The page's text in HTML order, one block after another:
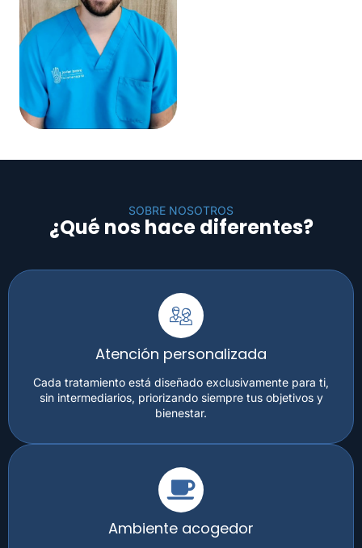
SOBRE NOSOTROS
¿Qué nos hace diferentes?
Atención personalizada
Cada tratamiento está diseñado exclusivamente para ti,
sin intermediarios, priorizando siempre tus objetivos y
bienestar.
Ambiente acogedor